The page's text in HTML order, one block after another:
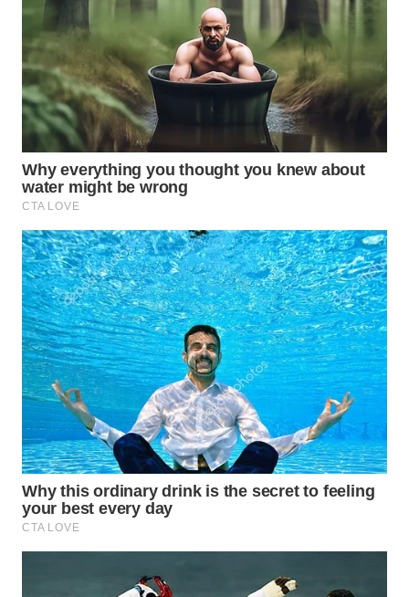
KEPULAUAN
SERIBU
WN
TANGERANG
WN
BINJAI
WN
CIREBON
WN
INDRAMAYU
WN
KUNINGAN
WN
MAJALENGKA
WN
SUBANG
WN